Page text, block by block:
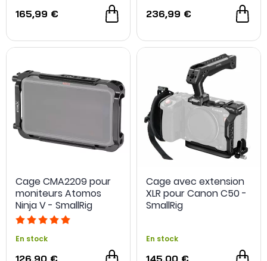
165,99 € 236,99 €
Cage CMA2209 pour
moniteurs Atomos
Ninja V - SmallRig
En stock
126,90 €
Cage avec extension
XLR pour Canon C50 -
SmallRig
En stock
145,00 €